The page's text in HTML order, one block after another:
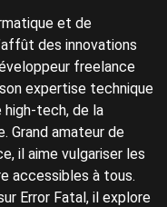
et de
des innovations
freelance
expertise technique
high-tech, de la
Grand amateur de
il aime vulgariser les
accessibles à tous.
Error Fatal, il explore